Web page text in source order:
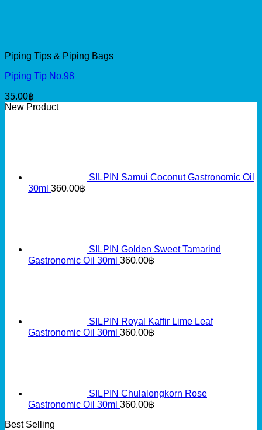
Piping Tips & Piping Bags
Piping Tip No.98
35.00฿
New Product
SILPIN Samui Coconut Gastronomic Oil
30ml 360.00฿
SILPIN Golden Sweet Tamarind
Gastronomic Oil 30ml 360.00฿
SILPIN Royal Kaffir Lime Leaf
Gastronomic Oil 30ml 360.00฿
SILPIN Chulalongkorn Rose
Gastronomic Oil 30ml 360.00฿
Best Selling